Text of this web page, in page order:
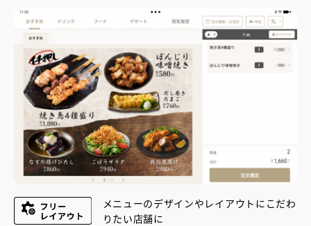
メニューのデザインやレイアウトにこだわ
りたい店舗に